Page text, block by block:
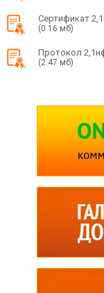
Сертификат
(0.16 мб)
Протокол
(2.47 мб)